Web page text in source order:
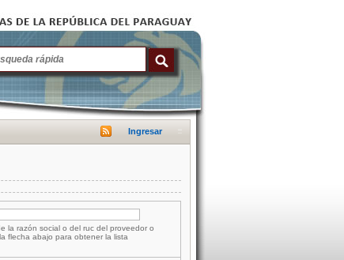
Ingresar
la razón social o del ruc del proveedor o
flecha abajo para obtener la lista